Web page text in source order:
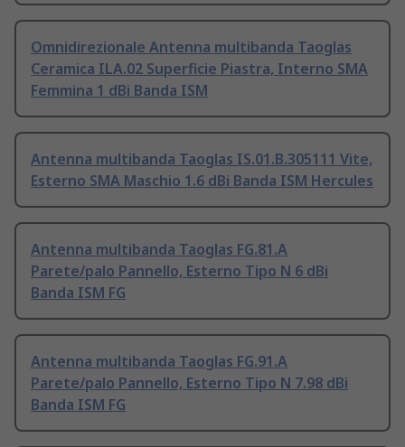
Omnidirezionale Antenna multibanda Taoglas
Ceramica ILA.02 Superficie Piastra, Interno SMA
Femmina 1 dBi Banda ISM
Antenna multibanda Taoglas IS.01.B.305111 Vite,
Esterno SMA Maschio 1.6 dBi Banda ISM Hercules
Antenna multibanda Taoglas FG.81.A
Parete/palo Pannello, Esterno Tipo N 6 dBi
Banda ISM FG
Antenna multibanda Taoglas FG.91.A
Parete/palo Pannello, Esterno Tipo N 7.98 dBi
Banda ISM FG